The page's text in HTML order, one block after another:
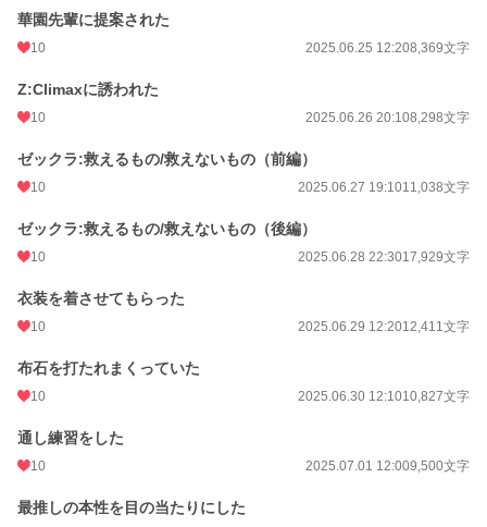
華園先輩に提案された
10 2025.06.25 12:208,369文字
Z:Climaxに誘われた
10 2025.06.26 20:108,298文字
ゼックラ:救えるもの/救えないもの（前編）
10 2025.06.27 19:1011,038文字
ゼックラ:救えるもの/救えないもの（後編）
10 2025.06.28 22:3017,929文字
衣装を着させてもらった
10 2025.06.29 12:2012,411文字
布石を打たれまくっていた
10 2025.06.30 12:1010,827文字
通し練習をした
10 2025.07.01 12:009,500文字
最推しの本性を目の当たりにした